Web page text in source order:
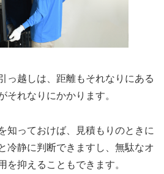
っ越しは、距離もそれなりにある
それなりにかかります。
知っておけば、見積もりのときに
冷静に判断できますし、無駄なオ
を抑えることもできます。